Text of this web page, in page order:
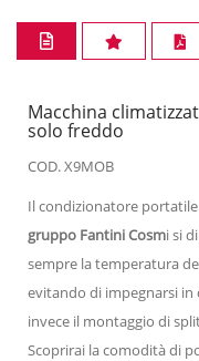
Macchina
solo freddo
COD. X9MOB
Il condizionatore
gruppo Fantini Cosmi si
sempre la temperatura
evitando di impegnarsi in
invece il montaggio di
Scoprirai la comodità di